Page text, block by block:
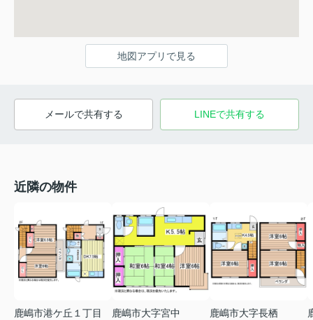
地図アプリで見る
メールで共有する LINEで共有する
近隣の物件
鹿嶋市港ケ丘１丁目
鹿嶋市大字宮中
鹿嶋市大字長栖